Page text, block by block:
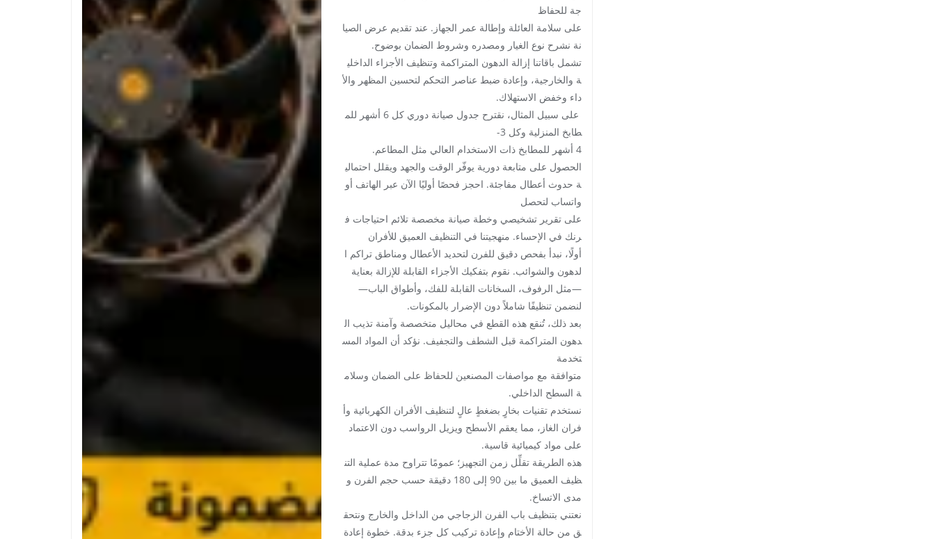
جة للحفاظ
على سلامة العائلة وإطالة عمر الجهاز. عند تقديم عرض الصيا
نة نشرح نوع الغيار ومصدره وشروط الضمان بوضوح.
تشمل باقاتنا إزالة الدهون المتراكمة وتنظيف الأجزاء الداخلي
ة والخارجية، وإعادة ضبط عناصر التحكم لتحسين المظهر والأ
داء وخفض الاستهلاك.
على سبيل المثال، نقترح جدول صيانة دوري كل 6 أشهر للم
طابخ المنزلية وكل 3-
4 أشهر للمطابخ ذات الاستخدام العالي مثل المطاعم.
الحصول على متابعة دورية يوفّر الوقت والجهد ويقلل احتمالي
ة حدوث أعطال مفاجئة. احجز فحصًا أوليًا الآن عبر الهاتف أو
واتساب لتحصل
على تقرير تشخيصي وخطة صيانة مخصصة تلائم احتياجات ف
رنك في الإحساء. منهجيتنا في التنظيف العميق للأفران
أولًا، نبدأ بفحص دقيق للفرن لتحديد الأعطال ومناطق تراكم ا
لدهون والشوائب. نقوم بتفكيك الأجزاء القابلة للإزالة بعناية
—مثل الرفوف، السخانات القابلة للفك، وأطواق الباب—
لنضمن تنظيفًا شاملاً دون الإضرار بالمكونات.
بعد ذلك، تُنقع هذه القطع في محاليل متخصصة وآمنة تذيب ال
دهون المتراكمة قبل الشطف والتجفيف. نؤكد أن المواد المس
تخدمة
متوافقة مع مواصفات المصنعين للحفاظ على الضمان وسلام
ة السطح الداخلي.
نستخدم تقنيات بخارٍ بضغطٍ عالٍ لتنظيف الأفران الكهربائية وأ
فران الغاز، مما يعقم الأسطح ويزيل الرواسب دون الاعتماد
على مواد كيميائية قاسية.
هذه الطريقة تقلِّل زمن التجهيز؛ عمومًا تتراوح مدة عملية التن
ظيف العميق ما بين 90 إلى 180 دقيقة حسب حجم الفرن و
مدى الاتساخ.
نعتني بتنظيف باب الفرن الزجاجي من الداخل والخارج ونتحق
ق من حالة الأختام وإعادة تركيب كل جزء بدقة. خطوة إعادة